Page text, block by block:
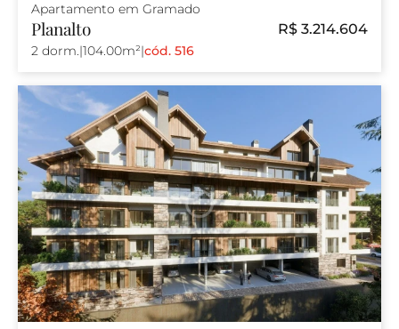
Apartamento em Gramado
Planalto R$ 3.214.604
2 dorm.|104.00m²|cód. 516